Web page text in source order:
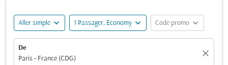
Aller simple expand_more 1 Passager, Economy expand_more Code promo expand_more
De
Paris - France (CDG)
close